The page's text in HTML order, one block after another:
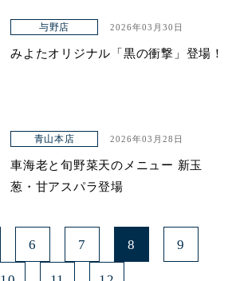
与野店 2026年03月30日
みよたオリジナル「黒の衝撃」登場！
青山本店 2026年03月28日
車海老と旬野菜天のメニュー 新玉
葱・甘アスパラ登場
6 7 8 9